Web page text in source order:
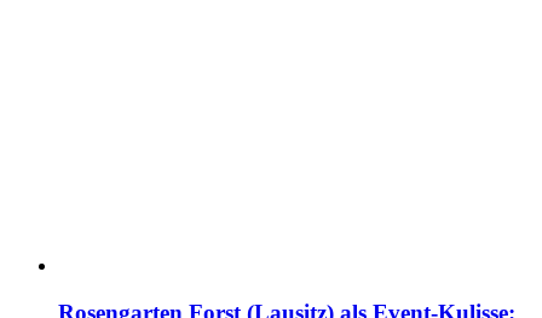
Rosengarten Forst (Lausitz) als Event-Kulisse: